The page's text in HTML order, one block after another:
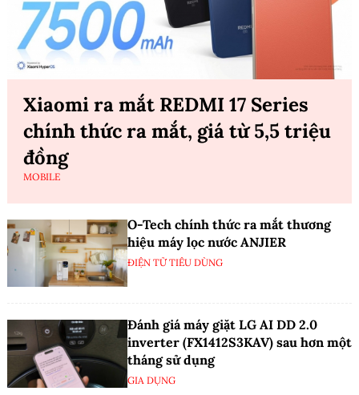
Xiaomi ra mắt REDMI 17 Series
chính thức ra mắt, giá từ 5,5 triệu
đồng
MOBILE
O-Tech chính thức ra mắt thương
hiệu máy lọc nước ANJIER
ĐIỆN TỬ TIÊU DÙNG
Đánh giá máy giặt LG AI DD 2.0
inverter (FX1412S3KAV) sau hơn một
tháng sử dụng
GIA DỤNG